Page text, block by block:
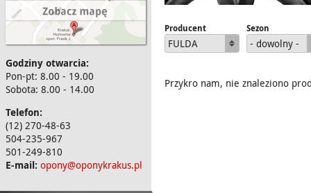
Godziny otwarcia:
Pon-pt: 8.00 - 19.00
Sobota: 8.00 - 14.00
Telefon:
(12) 270-48-63
504-235-967
501-249-810
E-mail: opony@oponykrakus.pl
Producent
FULDA
Sezon
- dowolny -
Przykro nam, nie znaleziono